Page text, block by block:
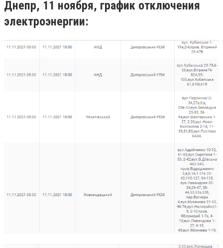
Днепр, 11 ноября, график отключения
электроэнергии: